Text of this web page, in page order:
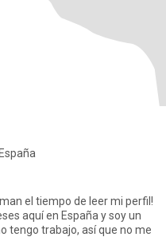
el tiempo de leer mi perfil!
aquí en España y soy un